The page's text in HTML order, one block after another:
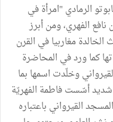
الرمادي "امرأة في
الفهري، ومن أبرز
مغاربيا في القرن
كما ورد في المحاضرة
وخلّدت اسمها بما
أسّست فاطمة الفهريّة
القيرواني باعتباره